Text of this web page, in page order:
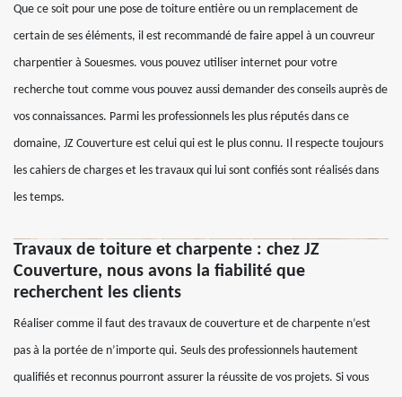
Que ce soit pour une pose de toiture entière ou un remplacement de
certain de ses éléments, il est recommandé de faire appel à un couvreur
charpentier à Souesmes. vous pouvez utiliser internet pour votre
recherche tout comme vous pouvez aussi demander des conseils auprès de
vos connaissances. Parmi les professionnels les plus réputés dans ce
domaine, JZ Couverture est celui qui est le plus connu. Il respecte toujours
les cahiers de charges et les travaux qui lui sont confiés sont réalisés dans
les temps.
Travaux de toiture et charpente : chez JZ
Couverture, nous avons la fiabilité que
recherchent les clients
Réaliser comme il faut des travaux de couverture et de charpente n’est
pas à la portée de n’importe qui. Seuls des professionnels hautement
qualifiés et reconnus pourront assurer la réussite de vos projets. Si vous